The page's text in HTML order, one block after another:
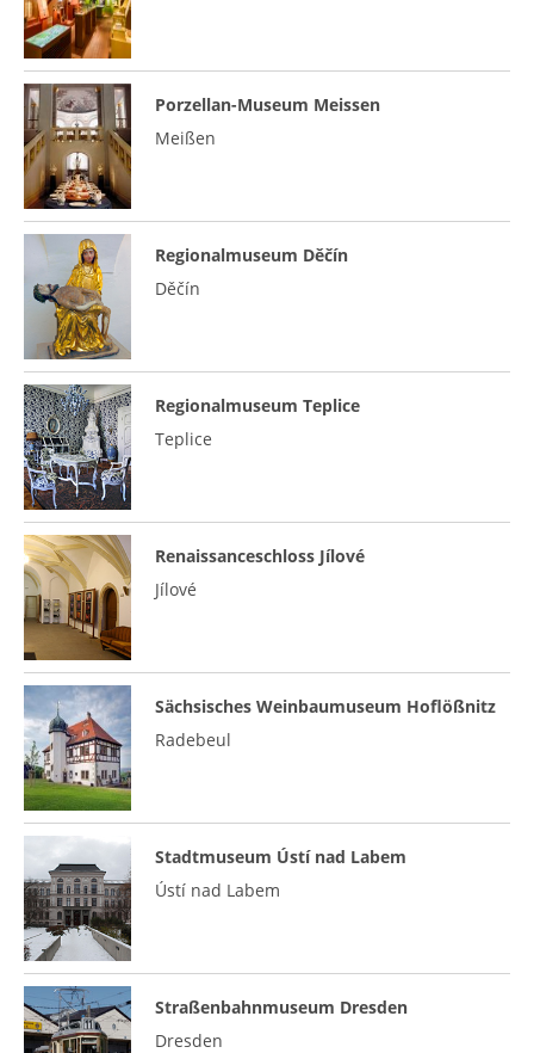
Porzellan-Museum Meissen
Meißen
Regionalmuseum Děčín
Děčín
Regionalmuseum Teplice
Teplice
Renaissanceschloss Jílové
Jílové
Sächsisches Weinbaumuseum Hoflößnitz
Radebeul
Stadtmuseum Ústí nad Labem
Ústí nad Labem
Straßenbahnmuseum Dresden
Dresden